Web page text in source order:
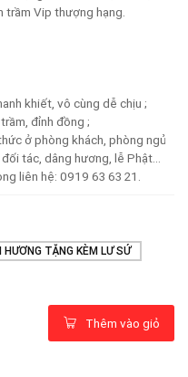
trầm Vip thượng hạng.
khiết, vô cùng dễ chịu ;
đỉnh đồng ;
ở phòng khách, phòng ngủ
tác, dâng hương, lễ Phật...
liên hệ: 0919 63 63 21.
TẶNG KÈM LƯ SỨ
Thêm vào giỏ